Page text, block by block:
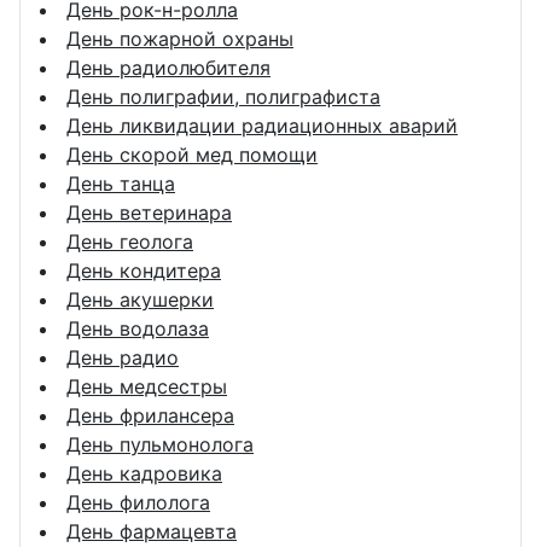
День рок-н-ролла
День пожарной охраны
День радиолюбителя
День полиграфии, полиграфиста
День ликвидации радиационных аварий
День скорой мед помощи
День танца
День ветеринара
День геолога
День кондитера
День акушерки
День водолаза
День радио
День медсестры
День фрилансера
День пульмонолога
День кадровика
День филолога
День фармацевта